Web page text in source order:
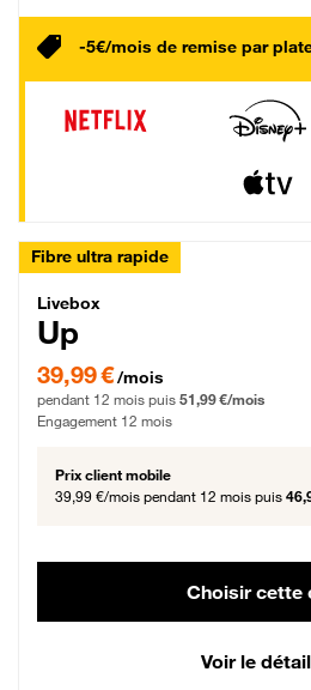
-5€/mois de remise par
Fibre ultra rapide
Livebox Up Fibre
Livebox
Up
39,99 € par mois pendant 12 mois puis
39,99 €/mois
pendant 12 mois puis 51,99 €/mois
Engagement 12 mois
Prix client mobile
39,99 €/mois pendant 12 mois puis
Choisir cette
Voir le détail